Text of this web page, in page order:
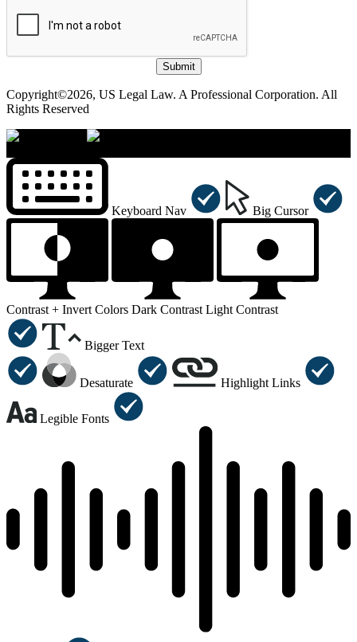
Submit
Copyright©2026, US Legal Law. A Professional Corporation. All
Rights Reserved
Keyboard Nav Big Cursor
Contrast + Invert Colors Dark Contrast Light Contrast
Bigger Text
Desaturate Highlight Links
Legible Fonts